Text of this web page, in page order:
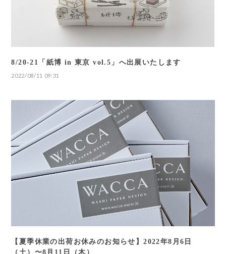
8/20-21「紙博 in 東京 vol.5」へ出展いたします
2022/08/11 09:31
【夏季休業の出荷お休みのお知らせ】2022年8月6日
（土）〜8月11日（木）